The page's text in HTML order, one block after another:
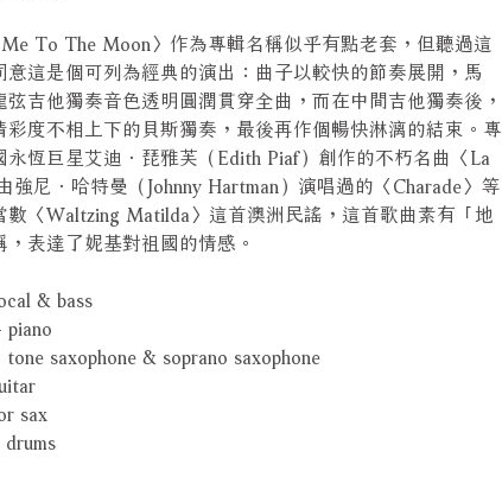
To The Moon〉作為專輯名稱似乎有點老套，但聽過這
意這是個可列為經典的演出：曲子以較快的節奏展開，馬
吉他獨奏音色透明圓潤貫穿全曲，而在中間吉他獨奏後，
彩度不相上下的貝斯獨奏，最後再作個暢快淋漓的結束。專
恆巨星艾迪．琵雅芙（Edith Piaf）創作的不朽名曲〈La
強尼．哈特曼（Johnny Hartman）演唱過的〈Charade〉等
數〈Waltzing Matilda〉這首澳洲民謠，這首歌曲素有「地
表達了妮基對祖國的情感。
& bass
piano
tone saxophone & soprano saxophone
sax